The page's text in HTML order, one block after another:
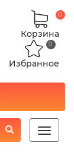
Корзина
0
Избранное
0
Toggle